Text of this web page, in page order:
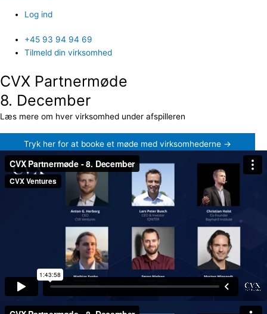
Log ind
+45 93 94 94 69
Tilmeld din virksomhed
CVX Partnermøde
8. December
Læs mere om hver virksomhed under afspilleren
Tryk her for at booke et møde med virksomhederne →